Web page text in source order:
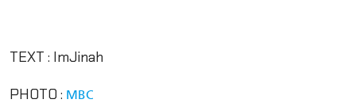
TEXT : ImJinah
PHOTO : MBC